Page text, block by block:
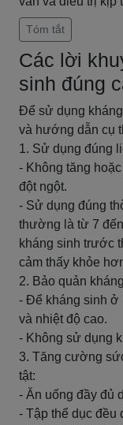
Tóm tắt
Các lời
sinh đúng
Để sử dụng
và hướng dẫn cụ
1. Sử dụng đúng
- Không tăng
đột ngột.
- Sử dụng đúng
thường là từ 7
kháng sinh trước
cảm thấy khỏe
2. Bảo quản
- Để kháng sinh ở
và nhiệt độ cao.
- Không sử dụng
3. Tăng cường
tật:
- Ăn uống đầy đủ
- Tập thể dục đều